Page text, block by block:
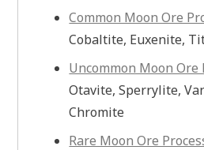
Common Moon Ore
Cobaltite, Euxenite,
Uncommon Moon Ore
Otavite, Sperrylite,
Chromite
Rare Moon Ore